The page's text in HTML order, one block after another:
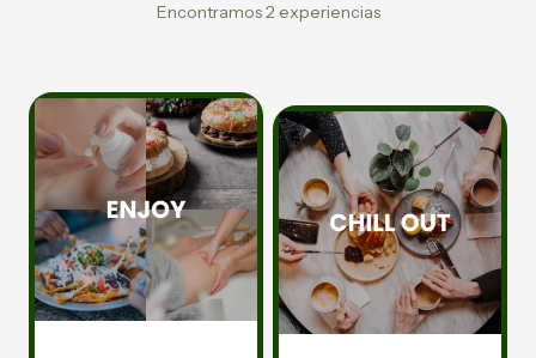
Encontramos 2 experiencias